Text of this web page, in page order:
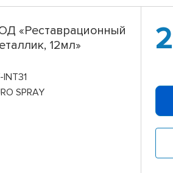
«Реставрационный
12мл»
INT31
SPRAY